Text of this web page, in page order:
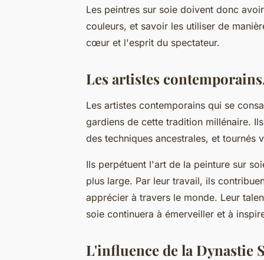
Les peintres sur soie doivent donc
couleurs, et savoir les utiliser de
cœur et l'esprit du spectateur.
Les artistes
Les artistes contemporains qui se
gardiens de cette tradition millénaire.
des techniques ancestrales, et
Ils perpétuent l'art de la peinture sur
plus large. Par leur travail, ils
apprécier à travers le monde. Leur
soie continuera à émerveiller et à
L'influence de la Dynastie